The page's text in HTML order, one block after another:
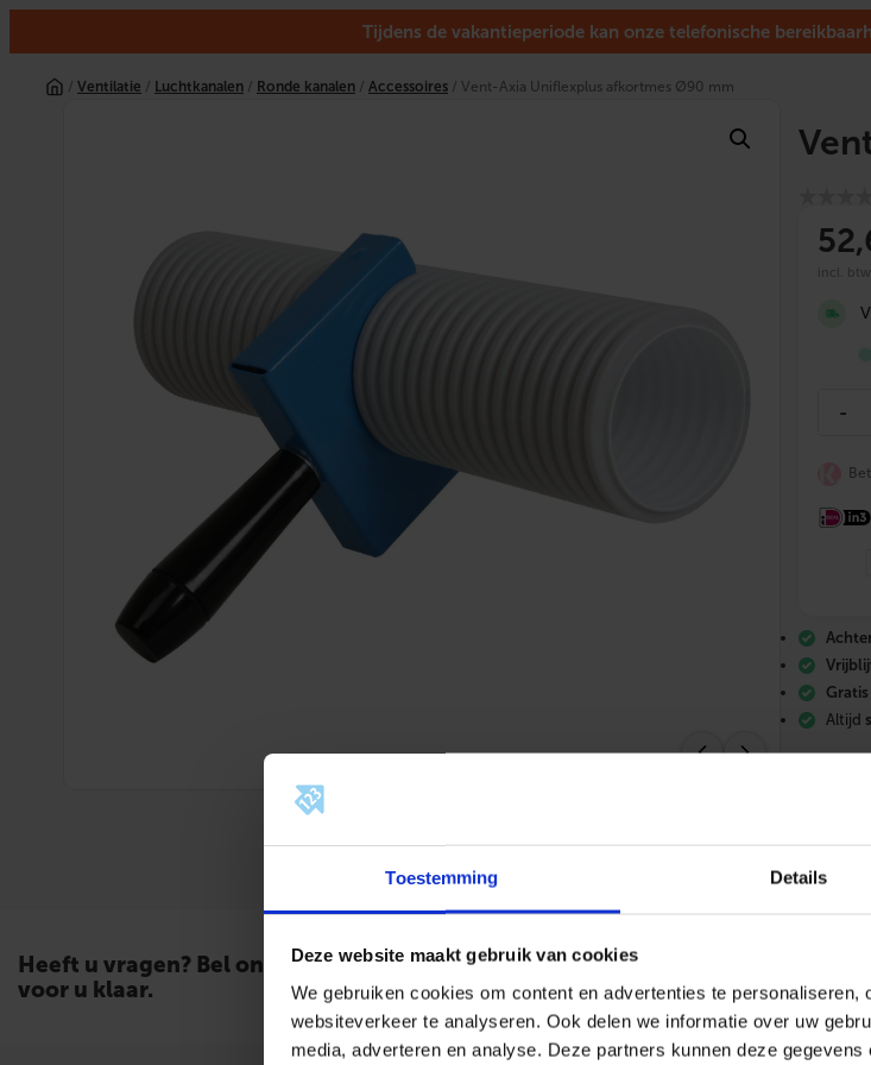
Toestemming Details
Deze website maakt gebruik van cookies
We gebruiken cookies om content en advertenties te
websiteverkeer te analyseren. Ook delen we informatie over uw
media, adverteren en analyse. Deze partners kunnen deze
Tijdens de vakantieperiode kan onze telefonische
/ Ventilatie / Luchtkanalen / Ronde kanalen / Accessoires / Vent-Axia Uniflexplus afkortmes Ø90 mm
52
incl. btw
x
p
k
r
9
0
m
-
Altijd
Heeft u vragen? Bel ons. Wij staan
voor u klaar.